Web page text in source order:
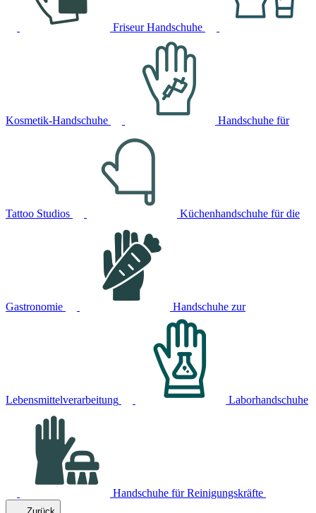
Friseur Handschuhe
Kosmetik-Handschuhe Handschuhe für
Tattoo Studios Küchenhandschuhe für die
Gastronomie Handschuhe zur
Lebensmittelverarbeitung Laborhandschuhe
Handschuhe für Reinigungskräfte